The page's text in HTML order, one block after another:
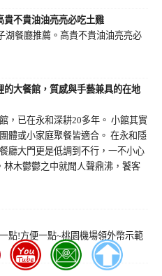
貴不貴油油亮亮必吃土雞
湖餐廳推薦。高貴不貴油油亮亮必
大餐館，質感與手藝兼具的在地
，已在永和深耕20多年。 小館其實
體或小家庭聚餐皆適合。 在永和隱
廳大門更是低調到不行，一不小心
木鬱鬱之中就聞人聲鼎沸，饕客
點!方便一點~桃園機場領外幣示範